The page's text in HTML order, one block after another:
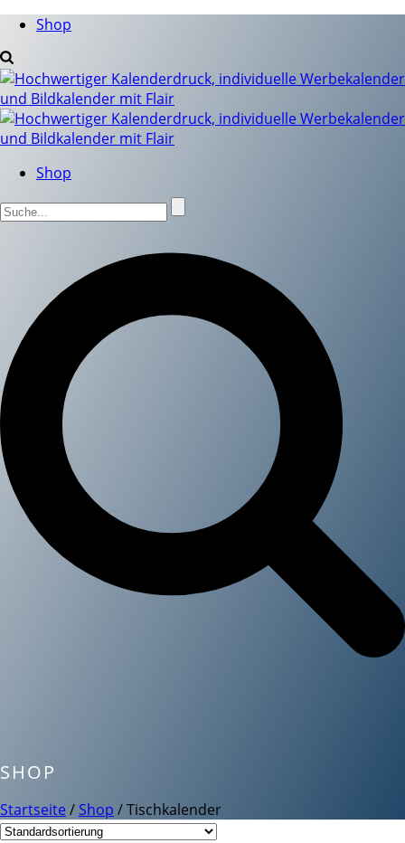
Shop
Shop
SHOP
Startseite / Shop /Tischkalender